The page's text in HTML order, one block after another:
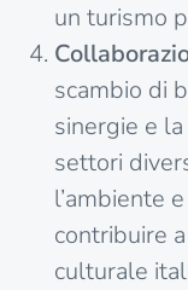
un turismo
scambio di
sinergie e
settori
l’ambiente
contribuire
culturale